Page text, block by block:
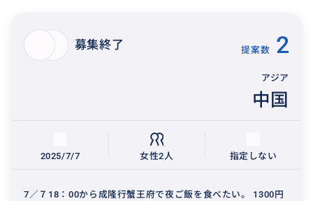
募集終了 提案数 2
アジア
中国
2025/7/7 女性2人 指定しない
7／７18：00から成隆行蟹王府で夜ご飯を食べたい。 1300円